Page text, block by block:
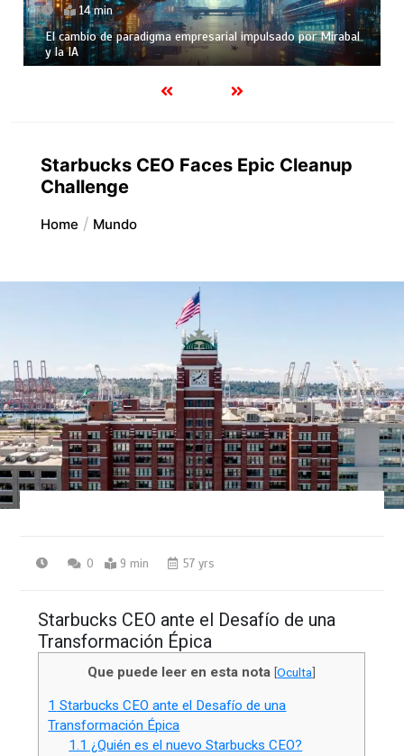
14 min
El cambio de paradigma empresarial impulsado por Mirabal
y la IA
Starbucks CEO Faces Epic Cleanup
Challenge
Home Mundo
0 9 min 57 yrs
Starbucks CEO ante el Desafío de una
Transformación Épica
Que puede leer en esta nota [Oculta]
1 Starbucks CEO ante el Desafío de una
Transformación Épica
1.1 ¿Quién es el nuevo Starbucks CEO?